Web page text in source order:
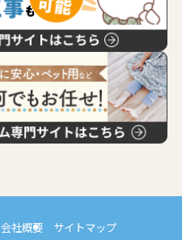
会社概要 サイトマップ